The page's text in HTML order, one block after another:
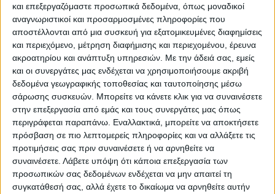
και επεξεργαζόμαστε προσωπικά δεδομένα, όπως μοναδικοί
αναγνωριστικοί και προσαρμοσμένες πληροφορίες που
αποστέλλονται από μια συσκευή για εξατομικευμένες διαφημίσεις
και περιεχόμενο, μέτρηση διαφήμισης και περιεχομένου, έρευνα
ακροατηρίου και ανάπτυξη υπηρεσιών. Με την άδειά σας, εμείς
και οι συνεργάτες μας ενδέχεται να χρησιμοποιήσουμε ακριβή
δεδομένα γεωγραφικής τοποθεσίας και ταυτοποίησης μέσω
σάρωσης συσκευών. Μπορείτε να κάνετε κλικ για να συναινέσετε
στην επεξεργασία από εμάς και τους συνεργάτες μας όπως
περιγράφεται παραπάνω. Εναλλακτικά, μπορείτε να αποκτήσετε
πρόσβαση σε πιο λεπτομερείς πληροφορίες και να αλλάξετε τις
προτιμήσεις σας πριν συναινέσετε ή να αρνηθείτε να
συναινέσετε. Λάβετε υπόψη ότι κάποια επεξεργασία των
προσωπικών σας δεδομένων ενδέχεται να μην απαιτεί τη
συγκατάθεσή σας, αλλά έχετε το δικαίωμα να αρνηθείτε αυτήν
ανοίξουν νέες θέσεις εργασίας. Το
παράδειγμα της ζάχαρης σίγουρα
αντικατοπτρίζει με τον καλύτερο τρόπο την
κατάσταση που φτάσαμε σήμερα.
K.Φ.
Τελευταίες Ειδήσεις Σήμερα
Ακολούθησε την εφημερίδα ΝΕΟΣ
ΑΓΩΝ στο Google News!